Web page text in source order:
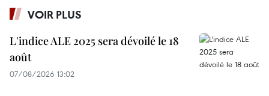
VOIR PLUS
L'indice ALE 2025 sera dévoilé le 18
août
07/08/2026 13:02